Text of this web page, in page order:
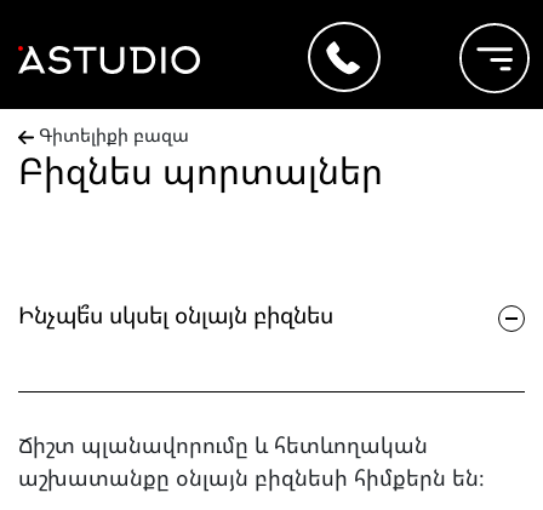
Գիտելիքի բազա
Բիզնես պորտալներ
Ինչպե՞ս սկսել օնլայն բիզնես
Ճիշտ պլանավորումը և հետևողական
աշխատանքը օնլայն բիզնեսի հիմքերն են։